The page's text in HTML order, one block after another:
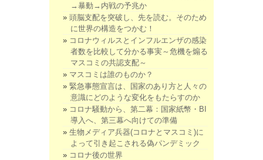
→暴動→内戦の予兆か
頭脳支配を突破し、先を読む。そのため
に世界の構造をつかむ！
コロナウィルスとインフルエンザの感染
者数を比較して分かる事実～危機を煽る
マスコミの共認支配～
マスコミは誰のものか？
緊急事態宣言は、国家のあり方と人々の
意識にどのような変化をもたらすのか
コロナ騒動から、第二幕：国家紙幣・BI
導入へ、第三幕へ向けての準備
生物メディア兵器(コロナとマスコミ)に
よって引き起こされる偽パンデミック
コロナ後の世界